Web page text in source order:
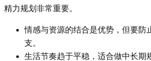
精力规划非常重要。
情感与资源的结合是优势，但要防
支。
生活节奏趋于平稳，适合做中长期